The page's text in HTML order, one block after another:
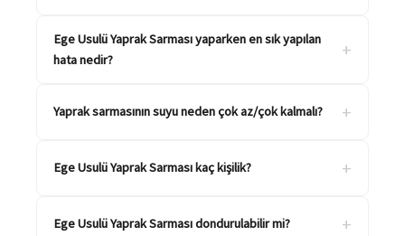
Ege Usulü Yaprak Sarması yaparken en sık yapılan
hata nedir?
+
Yaprak sarmasının suyu neden çok az/çok kalmalı? +
Ege Usulü Yaprak Sarması kaç kişilik? +
Ege Usulü Yaprak Sarması dondurulabilir mi? +